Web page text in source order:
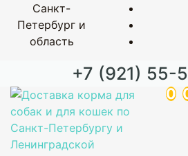
Санкт-
Петербург и
область
+7 (921) 55-
0